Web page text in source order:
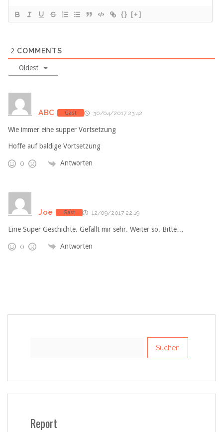
{} [+]
2 COMMENTS
Oldest
ABC Gast 30/04/2017 23:42
Wie immer eine supper Vortsetzung
Hoffe auf baldige Vortsetzung
0 Antworten
Joe Gast 12/09/2017 22:19
Eine Super Geschichte. Gefällt mir sehr. Weiter so. Bitte…
0 Antworten
Report